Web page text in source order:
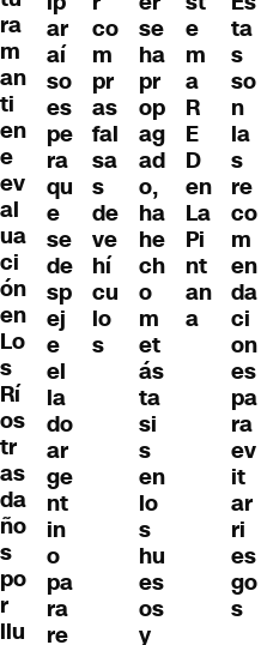
ra
m
an
ti
en
e
ev
al
ua
ci
ón
en
Lo
s
Rí
os
tr
as
da
ño
s
po
r
llu
ar
aí
so
es
pe
ra
qu
e
se
de
sp
ej
e
el
la
do
ar
ge
nt
in
o
pa
ra
re
co
m
pr
as
fal
sa
s
de
ve
hí
cu
lo
s
se
ha
pr
op
ag
ad
o,
ha
he
ch
o
m
et
ás
ta
si
s
en
lo
s
hu
es
os
y
e
m
a
R
E
D
en
La
Pi
nt
an
a
ta
s
so
n
la
s
re
co
m
en
da
ci
on
es
pa
ra
ev
it
ar
ri
es
go
s